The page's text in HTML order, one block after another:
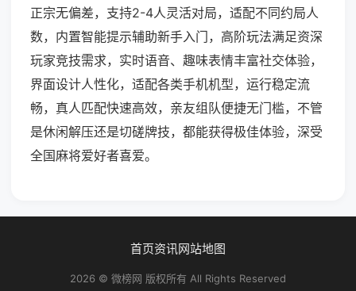
正宗无偏差，支持2-4人灵活对局，适配不同约局人
数，内置智能提示辅助新手入门，高阶玩法满足资深
玩家竞技需求，实时语音、趣味表情丰富社交体验，
界面设计人性化，适配各类手机机型，运行稳定流
畅，真人匹配快速高效，亲友组队便捷无门槛，不管
是休闲解压还是切磋牌技，都能获得极佳体验，深受
全国麻将爱好者喜爱。
首页资讯网站地图
2026 © 微榜网 版权所有 All Rights Reserved